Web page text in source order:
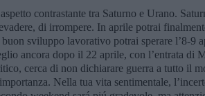
contrastante tra Saturno e Urano.
di irrompere. In aprile potrai
sviluppo lavorativo potrai sperare l’8-9
ancora dopo il 22 aprile, con l’entrata di
cerca di non dichiarare guerra a tutto il
Nella tua vita sentimentale,